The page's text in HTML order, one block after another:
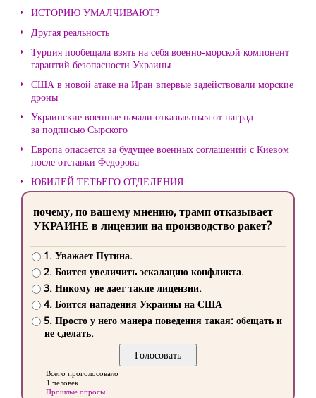
ИСТОРИЮ УМАЛЧИВАЮТ?
Другая реальность
Турция пообещала взять на себя военно-морской компонент
гарантий безопасности Украины
США в новой атаке на Иран впервые задействовали морские
дроны
Украинские военные начали отказываться от наград
за подписью Сырского
Европа опасается за будущее военных соглашений с Киевом
после отставки Федорова
ЮБИЛЕЙ ТЕТЬЕГО ОТДЕЛЕНИЯ
почему, по вашему мнению, трамп отказывает
УКРАИНЕ в лицензии на производство ракет?
1. Уважает Путина.
2. Боится увеличить эскалацию конфликта.
3. Никому не дает такие лицензии.
4. Боится нападения Украины на США
5. Просто у него манера поведения такая: обещать и
не сделать.
Всего проголосовало
1 человек
Прошлые опросы